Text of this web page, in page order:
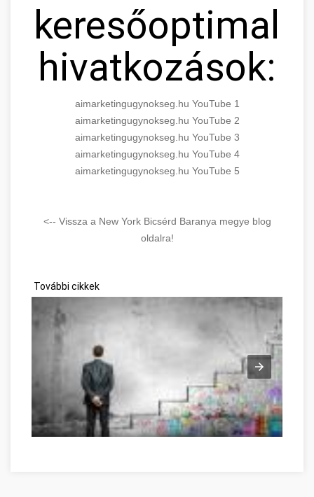
hivatkozások:
aimarketingugynokseg.hu YouTube 1
aimarketingugynokseg.hu YouTube 2
aimarketingugynokseg.hu YouTube 3
aimarketingugynokseg.hu YouTube 4
aimarketingugynokseg.hu YouTube 5
<-- Vissza a New York Bicsérd Baranya megye blog
oldalra!
További cikkek